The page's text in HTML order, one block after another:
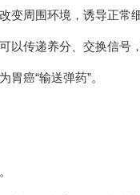
变周围环境，诱导正常
传递养分、交换信号
癌“输送弹药”。